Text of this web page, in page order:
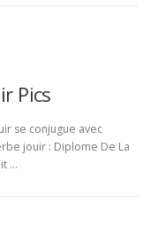
Pics
se conjugue avec
jouir : Diplome De La
…